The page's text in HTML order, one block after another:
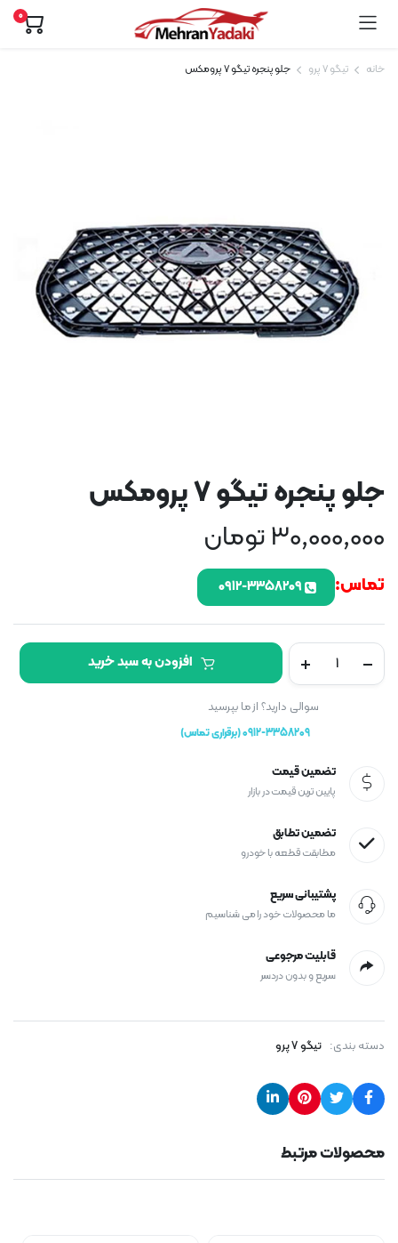
0
خانه تیگو 7 پرو جلو پنجره تیگو ۷ پرومکس
جلو پنجره تیگو ۷ پرومکس
30,000,000تومان
تماس: ۰۹۱۲-۳۳۵۸۲۰۹
پنجره
تیگو
افزودن به سبد خرید
سوالی دارید؟ از ما بپرسید
0912-3358209 (برقراری تماس)
تضمین قیمت
پایین ترین قیمت در بازار
تضمین تطابق
مطابقت قطعه با خودرو
پشتیبانی سریع
ما محصولات خود را می شناسیم
قابلیت مرجوعی
سریع و بدون دردسر
دسته بندی: تیگو 7 پرو
محصولات مرتبط